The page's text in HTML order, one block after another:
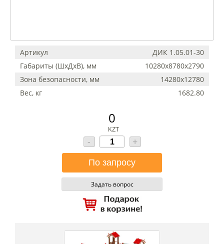
Артикул
ДИК 1.05.01-30
Габариты (ШхДхВ), мм
10280х8780х2790
Зона безопасности, мм
14280х12780
Вес, кг
1682.80
0
KZT
- +
Задать вопрос